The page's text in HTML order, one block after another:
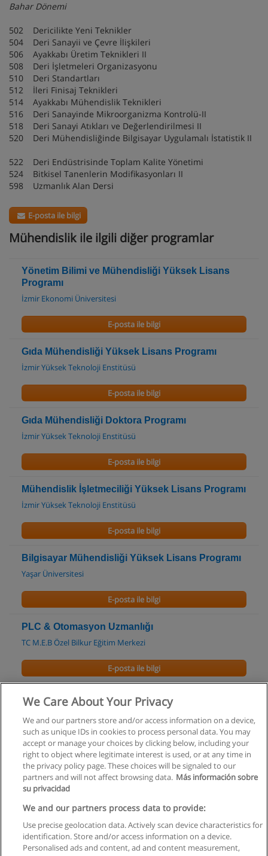
Bahar Dönemi
502 Dericilikte Yeni Teknikler
504 Deri Sanayii ve Çevre İlişkileri
506 Ayakkabı Üretim Teknikleri II
508 Deri İşletmeleri Organizasyonu
510 Deri Standartları
512 İleri Finisaj Teknikleri
514 Ayakkabı Mühendislik Teknikleri
516 Deri Sanayinde Mikroorganizma Kontrolü-II
518 Deri Sanayi Atıkları ve Değerlendirilmesi II
520 Deri Mühendisliğinde Bilgisayar Uygulamalı İstatistik II
522 Deri Endüstrisinde Toplam Kalite Yönetimi
524 Bitkisel Tanenlerin Modifikasyonları II
598 Uzmanlık Alan Dersi
E-posta ile bilgi
Mühendislik ile ilgili diğer programlar
Yönetim Bilimi ve Mühendisliği Yüksek Lisans
Programı
İzmir Ekonomi Üniversitesi
E-posta ile bilgi
Gıda Mühendisliği Yüksek Lisans Programı
İzmir Yüksek Teknoloji Enstitüsü
E-posta ile bilgi
Gıda Mühendisliği Doktora Programı
İzmir Yüksek Teknoloji Enstitüsü
E-posta ile bilgi
Mühendislik İşletmeciliği Yüksek Lisans Programı
İzmir Yüksek Teknoloji Enstitüsü
E-posta ile bilgi
Bilgisayar Mühendisliği Yüksek Lisans Programı
Yaşar Üniversitesi
E-posta ile bilgi
PLC & Otomasyon Uzmanlığı
TC M.E.B Özel Bilkur Eğitim Merkezi
E-posta ile bilgi
PIC Microcontroller Uzmanlığı
E-posta ile bilgi
Kullanım koşulları
Gizlilik politikası
İletişim Educaedu
We Care About Your Privacy
We and our partners store and/or access information on a device,
such as unique IDs in cookies to process personal data. You may
accept or manage your choices by clicking below, including your
right to object where legitimate interest is used, or at any time in
the privacy policy page. These choices will be signaled to our
partners and will not affect browsing data. Más información sobre
su privacidad
We and our partners process data to provide:
Use precise geolocation data. Actively scan device characteristics for
identification. Store and/or access information on a device.
Personalised ads and content, ad and content measurement,